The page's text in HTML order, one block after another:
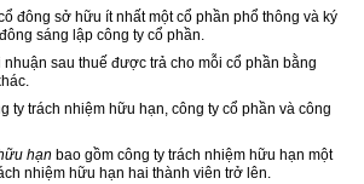
đông sở hữu ít nhất một cổ phần phổ thông và ký
sáng lập công ty cổ phần.
nhuận sau thuế được trả cho mỗi cổ phần bằng
ty trách nhiệm hữu hạn, công ty cổ phần và công
hạn bao gồm công ty trách nhiệm hữu hạn một
nhiệm hữu hạn hai thành viên trở lên.